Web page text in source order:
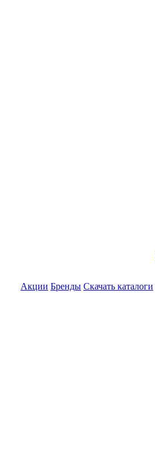
Акции Бренды Скачать каталоги